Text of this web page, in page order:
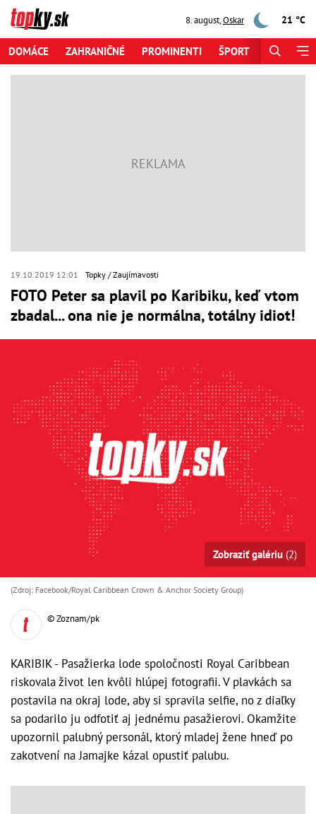
8. august,Oskar 21 °C
DOMÁCE ZAHRANIČNÉ PROMINENTI ŠPORT
19.10.2019 12:01 Topky Zaujímavosti
FOTO Peter sa plavil po Karibiku, keď vtom
zbadal... ona nie je normálna, totálny idiot!
Zobraziť galériu (2)
(Zdroj: Facebook/Royal Caribbean Crown & Anchor Society Group)
© Zoznam/pk
KARIBIK - Pasažierka lode spoločnosti Royal Caribbean
riskovala život len kvôli hlúpej fotografii. V plavkách sa
postavila na okraj lode, aby si spravila selfie, no z diaľky
sa podarilo ju odfotiť aj jednému pasažierovi. Okamžite
upozornil palubný personál, ktorý mladej žene hneď po
zakotvení na Jamajke kázal opustiť palubu.